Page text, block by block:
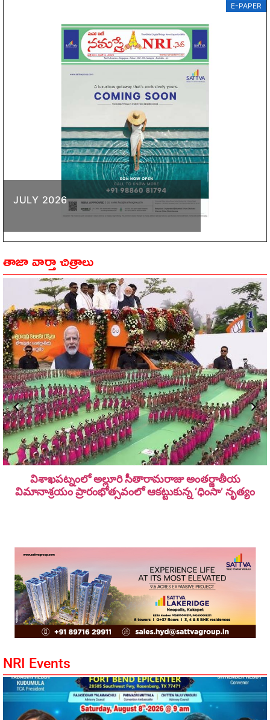
E-PAPER
JULY 2026
తాజా వార్తా చిత్రాలు
విశాఖపట్నంలో అల్లూరి సీతారామ‌రాజు అంత‌ర్జాతీయ
విమానాశ్ర‌యం ప్రారంభోత్సవంలో ఆకట్టుకున్న ‘ధింసా’ నృత్యం
NRI Events